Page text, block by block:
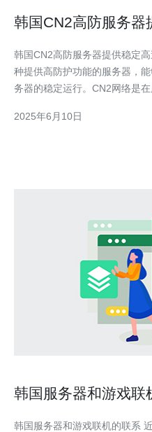
韩国CN2高防服务器
韩国CN2高防服务器提供稳定高速网络连接
种提供高防护功能的服务器，
务器的稳定运行。CN2网络是
CN2高防服务器在亚洲地区拥
2025年6月10日
韩国服务器和游戏联
韩国服务器和游戏联机的联系